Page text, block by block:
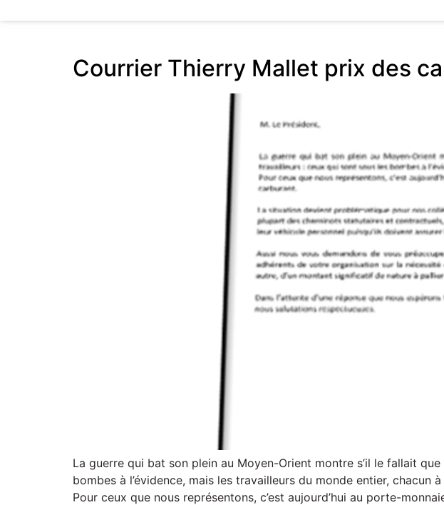
Courrier Thierry Mallet prix des
La guerre qui bat son plein au Moyen-Orient montre s’il le fallait
bombes à l’évidence, mais les travailleurs du monde entier, chacun
Pour ceux que nous représentons, c’est aujourd’hui au porte-